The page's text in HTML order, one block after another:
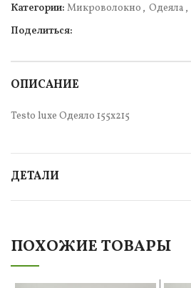
Категории: Микроволокно , Одеяла ,
Поделиться:
ОПИСАНИЕ
Testo luxe Одеяло 155х215
ДЕТАЛИ
ПОХОЖИЕ ТОВАРЫ